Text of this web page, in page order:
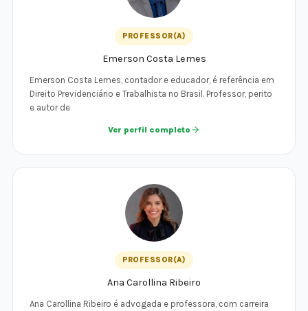
PROFESSOR(A)
Emerson Costa Lemes
Emerson Costa Lemes, contador e educador, é referência em
Direito Previdenciário e Trabalhista no Brasil. Professor, perito
e autor de
Ver perfil completo
PROFESSOR(A)
Ana Carollina Ribeiro
Ana Carollina Ribeiro é advogada e professora, com carreira